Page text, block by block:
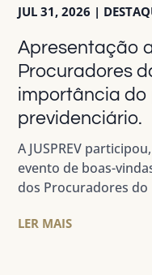
Apresentação
Procuradores
importância
previdenciário.
JUL 31, 2026 |
A JUSPREV
evento de boas-
dos Procuradores do
LER MAIS